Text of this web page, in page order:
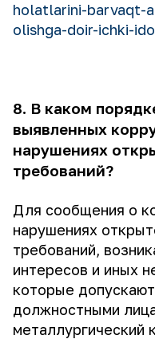
holatlarini-barvaqt-
olishga-doir-ichki-
8. В каком
выявленных
нарушениях
требований?
Для сообщения о
нарушениях
требований,
интересов и иных
которые
должностными
металлургический